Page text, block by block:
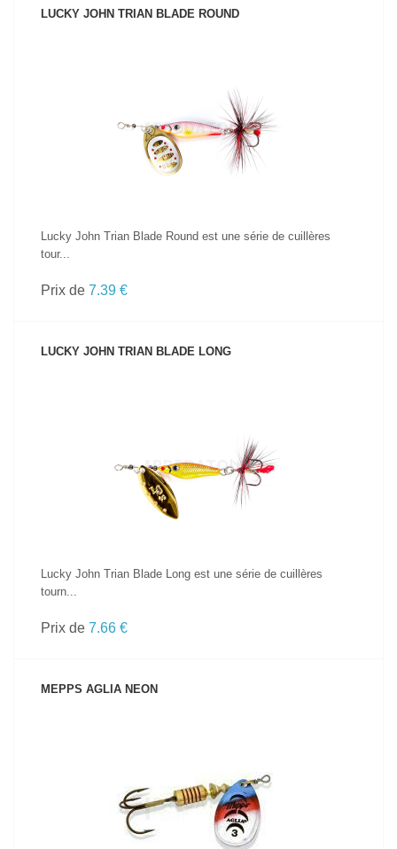
LUCKY JOHN TRIAN BLADE ROUND
VOIR LE PRODUIT
Lucky John Trian Blade Round est une série de cuillères
tour...
Prix de 7.39 €
LUCKY JOHN TRIAN BLADE LONG
Lucky John Trian Blade Long est une série de cuillères
tourn...
Prix de 7.66 €
MEPPS AGLIA NEON
VOIR LE PRODUIT